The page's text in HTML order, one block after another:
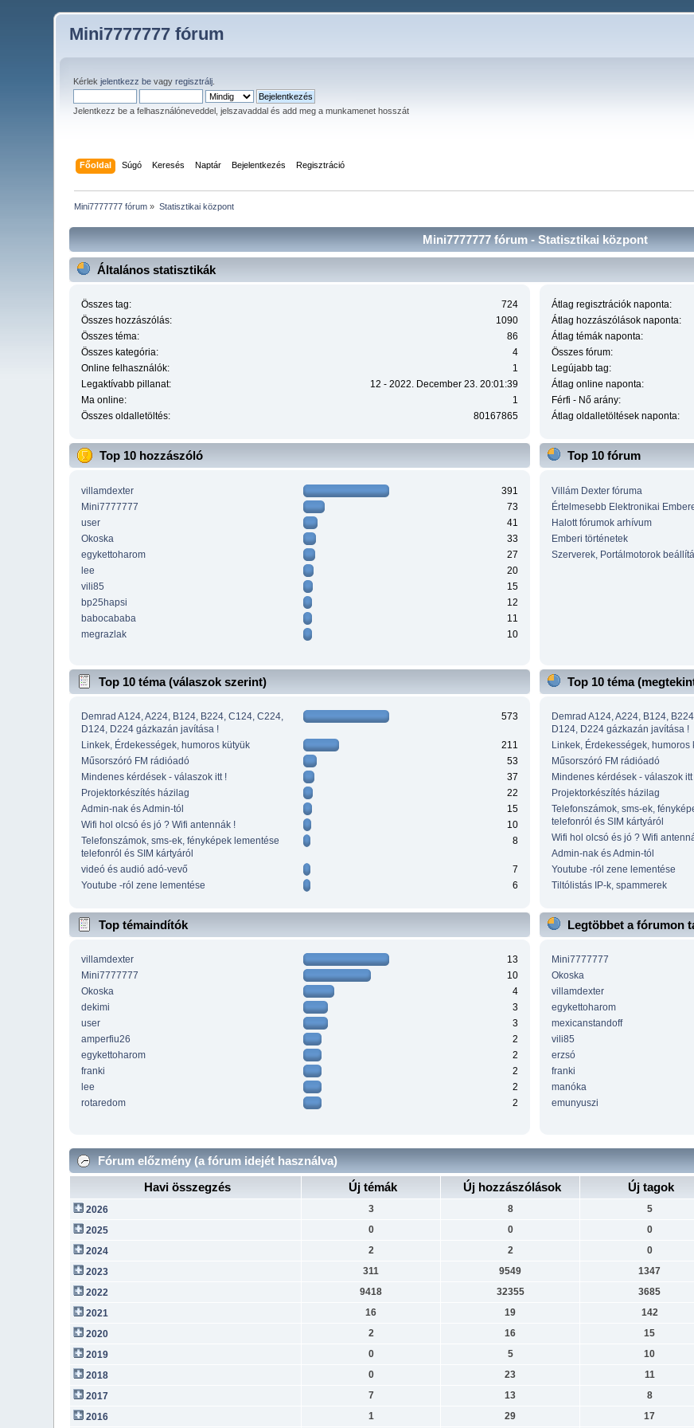
Mini7777777 fórum
Kérlekjelentkezz be vagyregisztrálj
Jelentkezz be a felhasználóneveddel, jelszavaddal és add meg a munkamenet hosszát
Főoldal Súgó Keresés Naptár Bejelentkezés Regisztráció
Mini7777777 fórum » Statisztikai központ
Mini7777777 fórum - Statisztikai központ
Általános statisztikák
Összes tag:
724
Összes hozzászólás:
1090
Összes téma:
86
Összes kategória:
4
Online felhasználók:
1
Legaktívabb pillanat:
12 - 2022. December 23. 20:01:39
Ma online:
1
Összes oldalletöltés:
80167865
Átlag regisztrációk naponta:
Átlag hozzászólások naponta:
Átlag témák naponta:
Összes fórum:
Legújabb tag:
Átlag online naponta:
Férfi - Nő arány:
Átlag oldalletöltések naponta:
Top 10 hozzászóló
villamdexter
391
Mini7777777
73
user
41
Okoska
33
egykettoharom
27
lee
20
vili85
15
bp25hapsi
12
babocababa
11
megrazlak
10
Top 10 fórum
Villám Dexter fóruma
Értelmesebb Elektronikai
Halott fórumok arhívum
Emberi történetek
Szerverek, Portálmotorok
Top 10 téma (válaszok szerint)
Demrad A124, A224, B124, B224, C124, C224,
D124, D224 gázkazán javítása !
573
Linkek, Érdekességek, humoros kütyük
211
Műsorszóró FM rádióadó
53
Mindenes kérdések - válaszok itt !
37
Projektorkészítés házilag
22
Admin-nak és Admin-tól
15
Wifi hol olcsó és jó ? Wifi antennák !
10
Telefonszámok, sms-ek, fényképek lementése
telefonról és SIM kártyáról
8
videó és audió adó-vevő
7
Youtube -ról zene lementése
6
Top 10 téma
Demrad A124, A224, B124,
D124, D224 gázkazán javítása !
Linkek, Érdekességek, humoros
Műsorszóró FM rádióadó
Mindenes kérdések - válaszok itt
Projektorkészítés házilag
Telefonszámok, sms-ek,
telefonról és SIM kártyáról
Wifi hol olcsó és jó ? Wifi
Admin-nak és Admin-tól
Youtube -ról zene lementése
Tiltólistás IP-k, spammerek
Top témaindítók
villamdexter
13
Mini7777777
10
Okoska
4
dekimi
3
user
3
amperfiu26
2
egykettoharom
2
franki
2
lee
2
rotaredom
2
Legtöbbet a fórumon
Mini7777777
Okoska
villamdexter
egykettoharom
mexicanstandoff
vili85
erzsó
franki
manóka
emunyuszi
Fórum előzmény (a fórum idejét használva)
Havi összegzés
Új témák Új hozzászólások Új tagok
2026 3 8 5
2025
0 0 0
2024
2 2 0
2023
311 9549 1347
2022
9418 32355 3685
2021
16 19 142
2020
2 16 15
2019
0 5 10
2018
0 23 11
2017
7 13 8
2016
1 29 17